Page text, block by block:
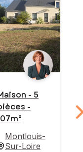
- 5
-
Montlouis-
Sur-Loire